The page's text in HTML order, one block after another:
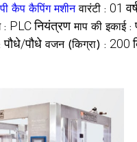
कैप कैपिंग मशीन वारंटी : 01
: PLC नियंत्रण माप की इकाई :
पौधे/पौधे वजन (किग्रा) : 200